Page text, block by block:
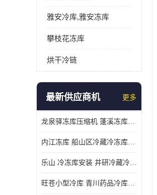
雅安冷库,雅安冻库
攀枝花冻库
烘干冷链
最新供应商机 更多
龙泉驿冻库压缩机 蓬溪冻库冷风机价格
内江冻库 船山区冷藏冷冻库安装
乐山 冷冻库安装 井研冷藏冷冻库设备 报价表
旺苍小型冷库 青川药品冷库设备 设计方案